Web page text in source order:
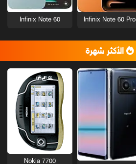
Infinix Note 60 Pro
Infinix Note 60
الأكثر شهرة
Nokia 7700